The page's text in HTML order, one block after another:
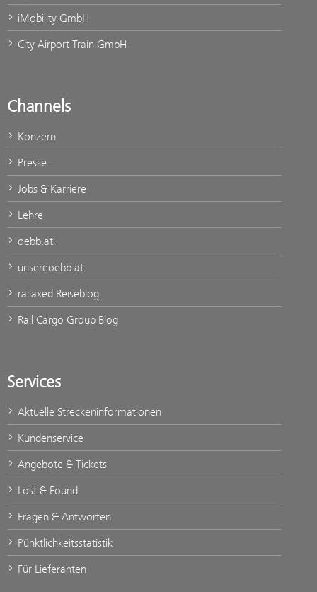
iMobility GmbH
City Airport Train GmbH
Channels
Konzern
Presse
Jobs & Karriere
Lehre
oebb.at
unsereoebb.at
railaxed Reiseblog
Rail Cargo Group Blog
Services
Aktuelle Streckeninformationen
Kundenservice
Angebote & Tickets
Lost & Found
Fragen & Antworten
Pünktlichkeitsstatistik
Für Lieferanten